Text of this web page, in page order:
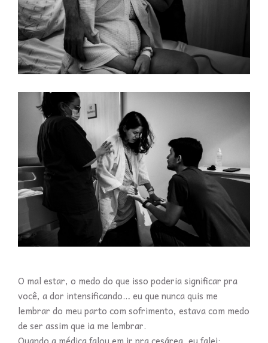
O mal estar, o medo do que isso poderia significar pra
você, a dor intensificando… eu que nunca quis me
lembrar do meu parto com sofrimento, estava com medo
de ser assim que ia me lembrar.